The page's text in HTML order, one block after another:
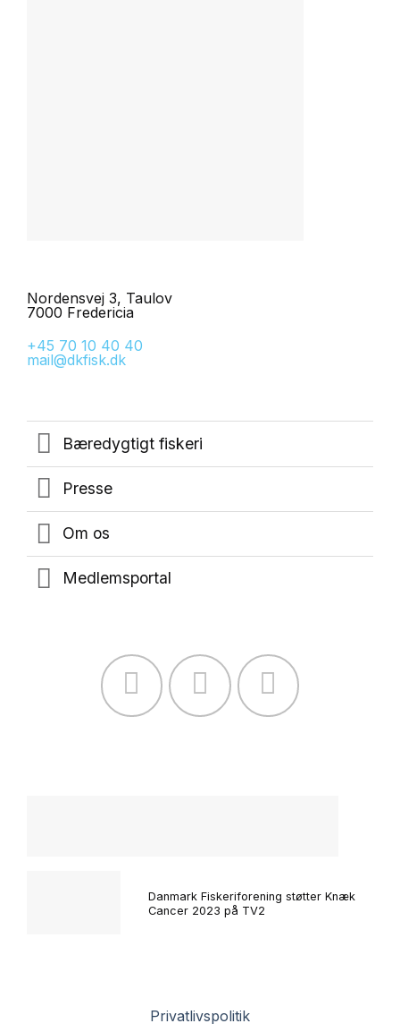
Nordensvej 3, Taulov
7000 Fredericia
+45 70 10 40 40
mail@dkfisk.dk
Bæredygtigt fiskeri
Presse
Om os
Medlemsportal
Danmark Fiskeriforening støtter Knæk
Cancer 2023 på TV2
Privatlivspolitik